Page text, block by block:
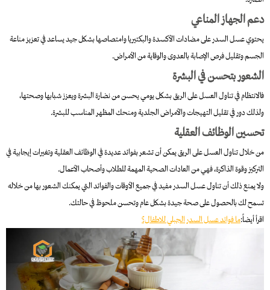
دعم الجهاز المناعي
يحتوي عسل السدر على مضادات الأكسدة والبكتيريا وامتصاصها بشكل جيد يساعد في تعزيز مناعة
الجسم وتقليل فرص الإصابة بالعدوى والوقاية من الأمراض.
الشعور بتحسن في البشرة
فالانتظام في تناول العسل على الريق بشكل يومي يحسن من نضارة البشرة ويعزز شبابها وصحتها،
ولذلك دور في تقليل التهيجات والأمراض الجلدية ومنحك المظهر المناسب للبشرة.
تحسين الوظائف العقلية
من خلال تناول العسل على الريق يمكن أن تشعر بفوائد عديدة في الوظائف العقلية وتغيرات إيجابية في
التركيز وقوة الذاكرة، فهي من العادات الصحية المهمة للطلاب وأصحاب الأعمال.
ولا يمنع ذلك أن تناول عسل السدر مفيد في جميع الأوقات والفوائد التي يمكنك الشعور بها من خلاله
تسمح لك بالحصول على صحة جيدة بشكل عام وتحسن ملحوظ في حالتك.
اقرأ أيضاً:ما فوائد عسل السدر الجبلي للاطفال؟